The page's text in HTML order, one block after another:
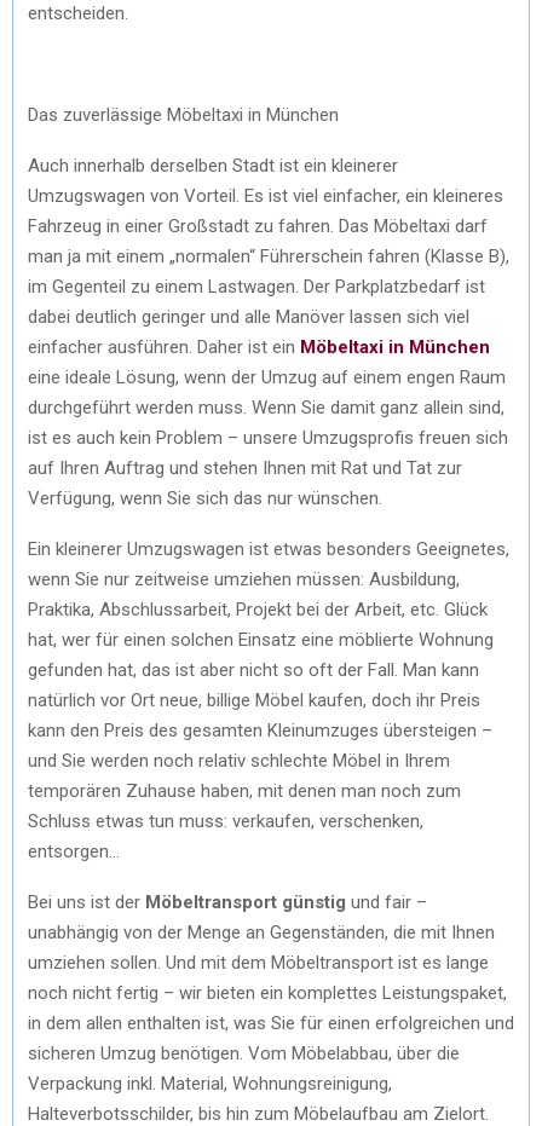
entscheiden.
Das zuverlässige Möbeltaxi in München
Auch innerhalb derselben Stadt ist ein kleinerer
Umzugswagen von Vorteil. Es ist viel einfacher, ein kleineres
Fahrzeug in einer Großstadt zu fahren. Das Möbeltaxi darf
man ja mit einem „normalen“ Führerschein fahren (Klasse B),
im Gegenteil zu einem Lastwagen. Der Parkplatzbedarf ist
dabei deutlich geringer und alle Manöver lassen sich viel
einfacher ausführen. Daher ist ein Möbeltaxi in München
eine ideale Lösung, wenn der Umzug auf einem engen Raum
durchgeführt werden muss. Wenn Sie damit ganz allein sind,
ist es auch kein Problem – unsere Umzugsprofis freuen sich
auf Ihren Auftrag und stehen Ihnen mit Rat und Tat zur
Verfügung, wenn Sie sich das nur wünschen.
Ein kleinerer Umzugswagen ist etwas besonders Geeignetes,
wenn Sie nur zeitweise umziehen müssen: Ausbildung,
Praktika, Abschlussarbeit, Projekt bei der Arbeit, etc. Glück
hat, wer für einen solchen Einsatz eine möblierte Wohnung
gefunden hat, das ist aber nicht so oft der Fall. Man kann
natürlich vor Ort neue, billige Möbel kaufen, doch ihr Preis
kann den Preis des gesamten Kleinumzuges übersteigen –
und Sie werden noch relativ schlechte Möbel in Ihrem
temporären Zuhause haben, mit denen man noch zum
Schluss etwas tun muss: verkaufen, verschenken,
entsorgen…
Bei uns ist der Möbeltransport günstig und fair –
unabhängig von der Menge an Gegenständen, die mit Ihnen
umziehen sollen. Und mit dem Möbeltransport ist es lange
noch nicht fertig – wir bieten ein komplettes Leistungspaket,
in dem allen enthalten ist, was Sie für einen erfolgreichen und
sicheren Umzug benötigen. Vom Möbelabbau, über die
Verpackung inkl. Material, Wohnungsreinigung,
Halteverbotsschilder, bis hin zum Möbelaufbau am Zielort.